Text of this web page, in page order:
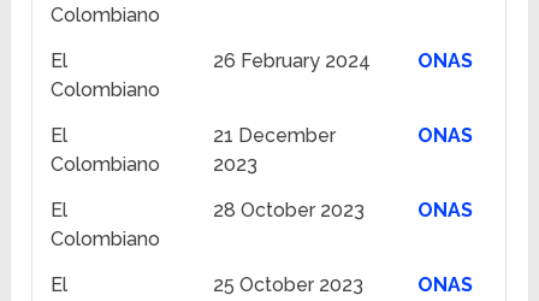
Colombiano
El
Colombiano
26 February 2024 ONAS
El
Colombiano
21 December
2023
ONAS
El
Colombiano
28 October 2023 ONAS
El
25 October 2023 ONAS